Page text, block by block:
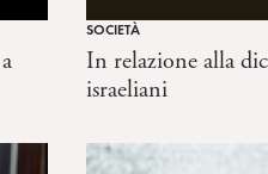
SOCIETÀ
In relazione alla
israeliani